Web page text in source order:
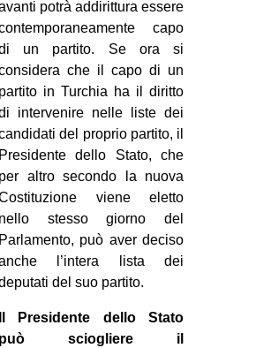
potrà addirittura essere
capo
un partito. Se ora si
che il capo di un
partito in Turchia ha il diritto
intervenire nelle liste dei
del proprio partito, il
Presidente dello Stato, che
per altro secondo la nuova
viene eletto
nello stesso giorno del
Parlamento, può aver deciso
l’intera lista dei
del suo partito.
Il Presidente dello Stato
può sciogliere il